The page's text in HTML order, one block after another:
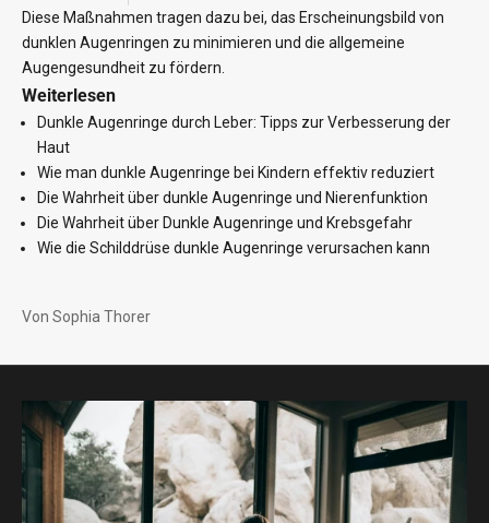
Diese Maßnahmen tragen dazu bei, das Erscheinungsbild von
dunklen Augenringen zu minimieren und die allgemeine
Augengesundheit zu fördern.
Weiterlesen
Dunkle Augenringe durch Leber: Tipps zur Verbesserung der
Haut
Wie man dunkle Augenringe bei Kindern effektiv reduziert
Die Wahrheit über dunkle Augenringe und Nierenfunktion
Die Wahrheit über Dunkle Augenringe und Krebsgefahr
Wie die Schilddrüse dunkle Augenringe verursachen kann
Von Sophia Thorer